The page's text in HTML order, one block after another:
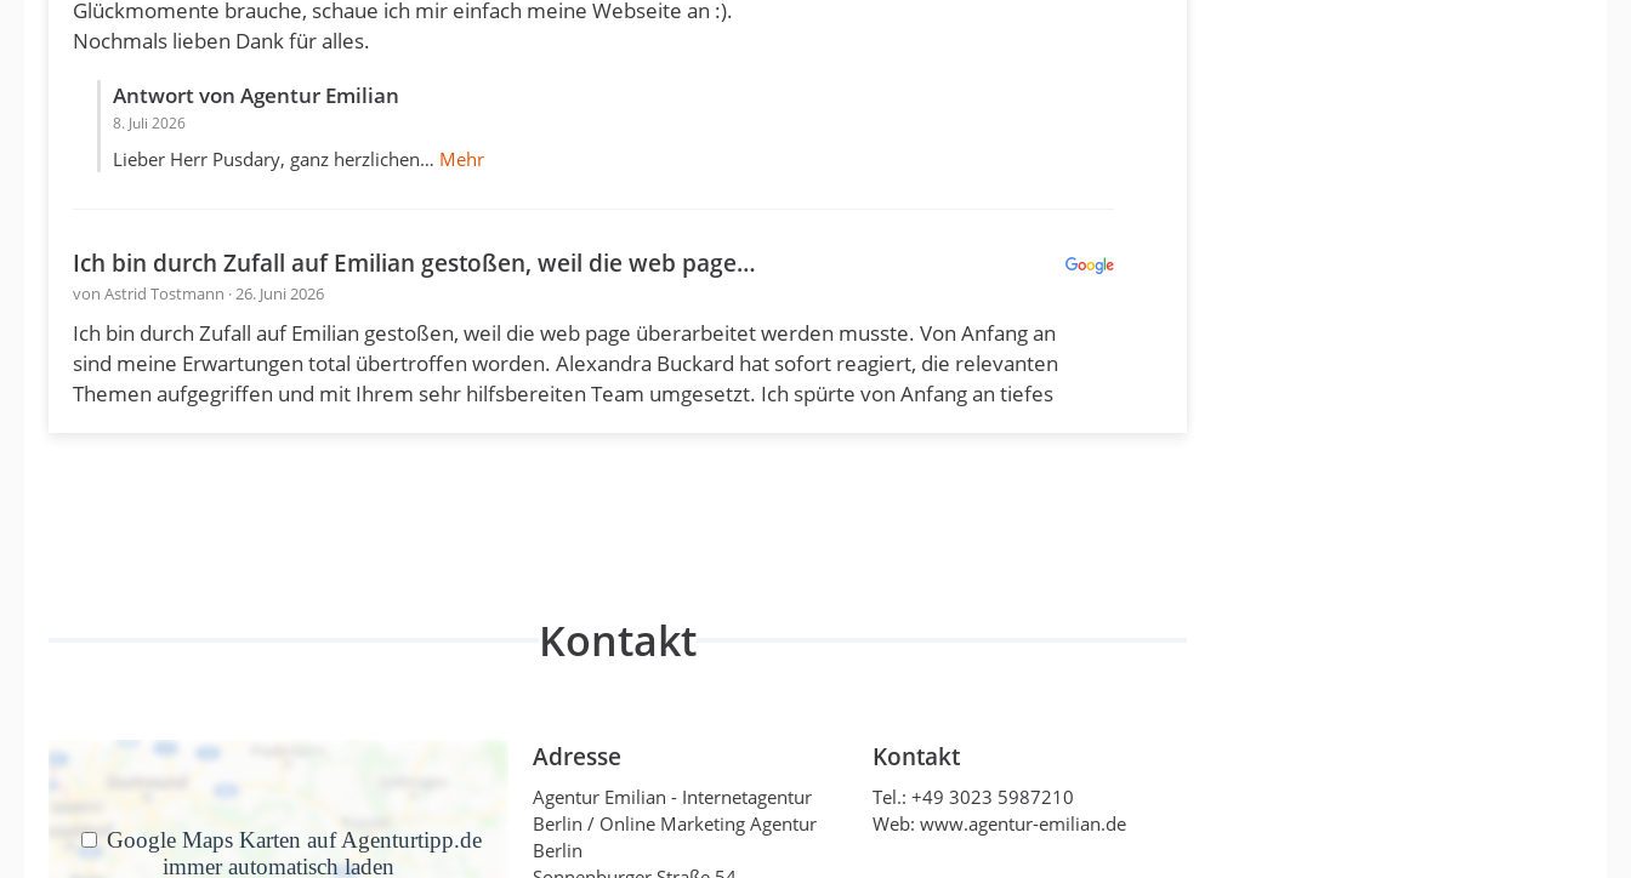
Glückmomente brauche, schaue ich mir einfach meine Webseite an :).
Nochmals lieben Dank für alles.
Antwort von Agentur Emilian
8. Juli 2026
Lieber Herr Pusdary, ganz herzlichen… Mehr
Ich bin durch Zufall auf Emilian gestoßen, weil die web page…
von Astrid Tostmann · 26. Juni 2026
Ich bin durch Zufall auf Emilian gestoßen, weil die web page überarbeitet werden musste. Von Anfang an
sind meine Erwartungen total übertroffen worden. Alexandra Buckard hat sofort reagiert, die relevanten
Themen aufgegriffen und mit Ihrem sehr hilfsbereiten Team umgesetzt. Ich spürte von Anfang an tiefes
Als meine Website plötzlich aus der Sichtbarkeit…
1000 Dank
Kontakt
Adresse
Agentur Emilian - Internetagentur
Berlin / Online Marketing Agentur
Berlin
Kontakt
Tel.: +49 3023 5987210
Web: www.agentur-emilian.de